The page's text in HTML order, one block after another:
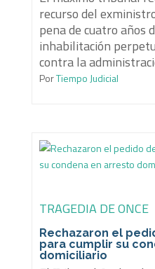
recurso del
pena de cuatro años
inhabilitación
contra la
PorTiempo Judicial
TRAGEDIA DE ONCE
Rechazaron el
para cumplir su
domiciliario